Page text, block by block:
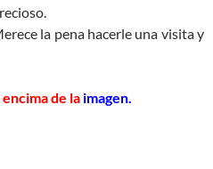
la pena hacerle una visita y
de laimagen.